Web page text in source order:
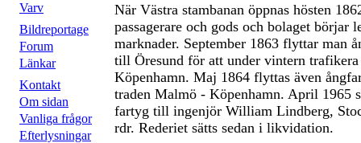
Varv
Bildreportage
Forum
Länkar
Kontakt
Om sidan
Vanliga frågor
Efterlysningar
När Västra stambanan öppnas hösten
passagerare och gods och bolaget börjar
marknader. September 1863 flyttar man
till Öresund för att under vintern
Köpenhamn. Maj 1864 flyttas även
traden Malmö - Köpenhamn. April 1965
fartyg till ingenjör William Lindberg,
rdr. Rederiet sätts sedan i likvidation.